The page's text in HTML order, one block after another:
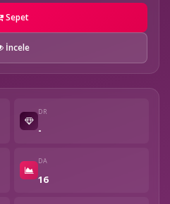
Sepet
İncele
DR
-
DA
16